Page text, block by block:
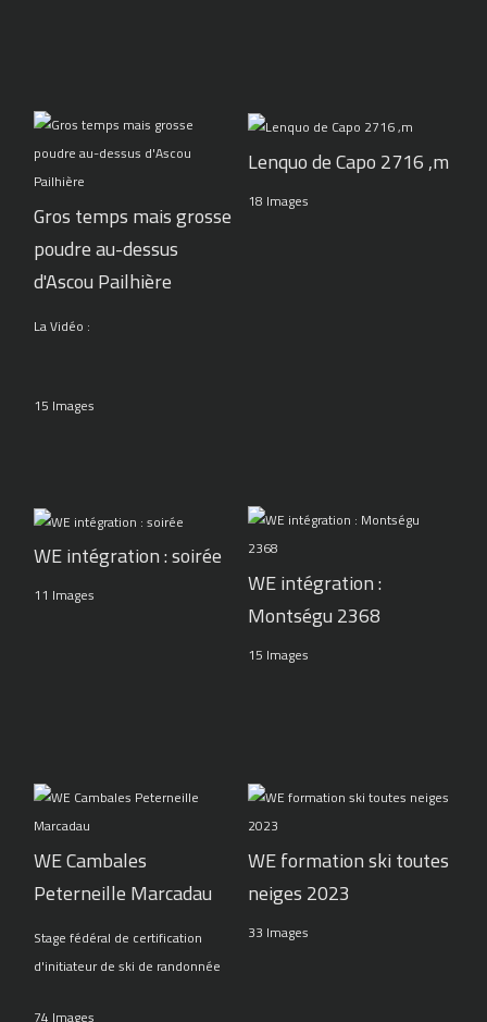
Gros temps mais grosse
poudre au-dessus
d'Ascou Pailhière
La Vidéo :
15 Images
Lenquo de Capo 2716 ,m
18 Images
WE intégration : soirée
11 Images
WE intégration :
Montségu 2368
15 Images
WE Cambales
Peterneille Marcadau
Stage fédéral de certification
d'initiateur de ski de randonnée
WE formation ski toutes
neiges 2023
33 Images